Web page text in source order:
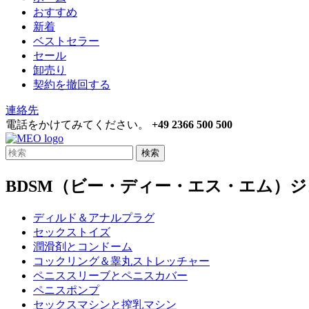
おすすめ
新着
ベストセラー
セール
卸売り
契約を撤回する
連絡先
電話をかけてみてください。 +49 2366 500 500
検索
BDSM（ビー・ディー・エス・エム）
ディルド＆アナルプラグ
セックストイズ
潤滑剤とコンドーム
コックリング＆睾丸ストレッチャー
ペニススリーブとペニスカバー
ペニスポンプ
セックスマシンと搾乳マシン